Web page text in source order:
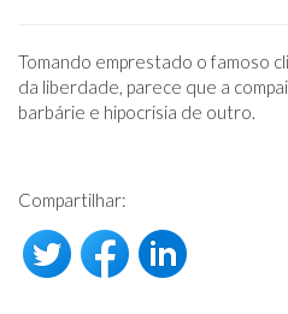
Tomando emprestado o famoso
da liberdade, parece que a
barbárie e hipocrisia de outro.
Compartilhar: